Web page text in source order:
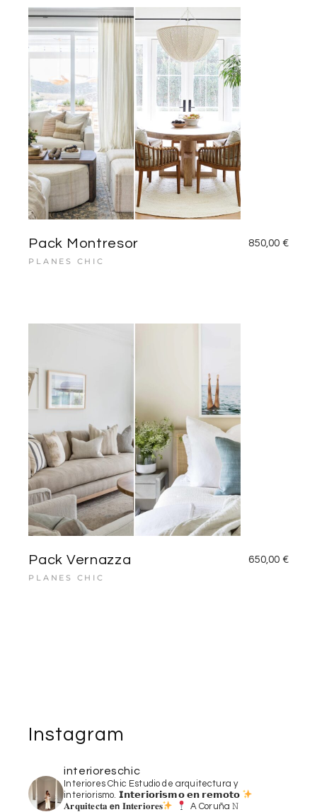
Pack Montresor 850,00 €
PLANES CHIC
Pack Vernazza 650,00 €
PLANES CHIC
Instagram
interioreschic
Interiores Chic Estudio de arquitectura y
interiorismo. 𝗜𝗻𝘁𝗲𝗿𝗶𝗼𝗿𝗶𝘀𝗺𝗼 𝗲𝗻 𝗿𝗲𝗺𝗼𝘁𝗼
𝐀𝐫𝐪𝐮𝐢𝐭𝐞𝐜𝐭𝐚 𝗲𝗻 𝐈𝐧𝐭𝐞𝐫𝐢𝐨𝐫𝐞𝐬
A Coruña 𝙽